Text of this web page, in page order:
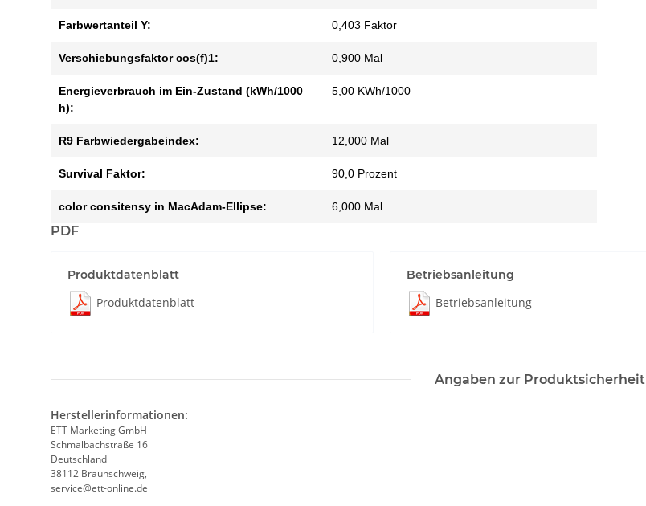
Farbwertanteil Y: 0,403 Faktor
Verschiebungsfaktor cos(f)1: 0,900 Mal
Energieverbrauch im Ein-Zustand (kWh/1000
h):
5,00 KWh/1000
R9 Farbwiedergabeindex: 12,000 Mal
Survival Faktor: 90,0 Prozent
color consitensy in MacAdam-Ellipse: 6,000 Mal
PDF
Produktdatenblatt
Produktdatenblatt
Betriebsanleitung
Betriebsanleitung
Angaben zur Produktsicherheit
Herstellerinformationen:
ETT Marketing GmbH
Schmalbachstraße 16
Deutschland
38112 Braunschweig,
service@ett-online.de